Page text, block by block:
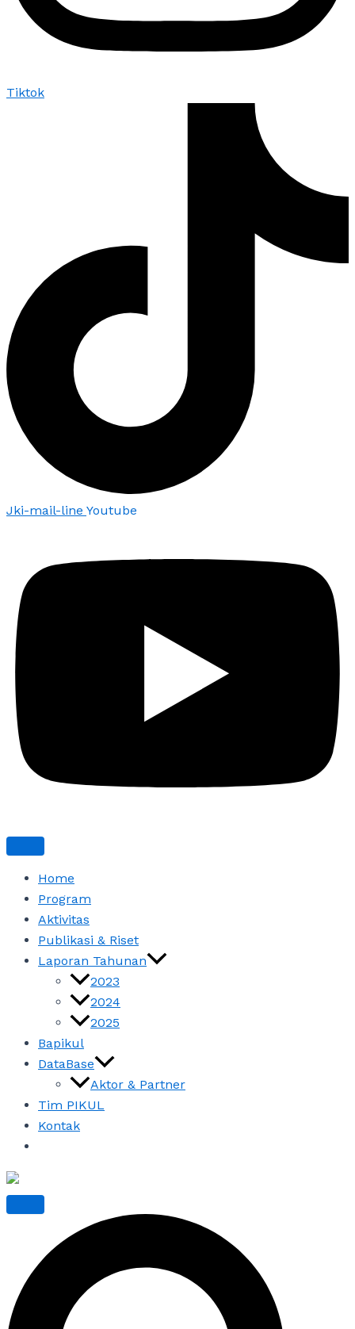
Tiktok
Jki-mail-line Youtube
Home
Program
Aktivitas
Publikasi & Riset
Laporan Tahunan
2023
2024
2025
Bapikul
DataBase
Aktor & Partner
Tim PIKUL
Kontak